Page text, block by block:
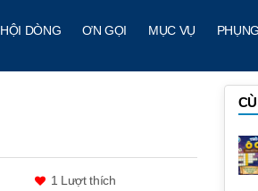
HỘI DÒNG ƠN GỌI MỤC VỤ
1 Lượt thích